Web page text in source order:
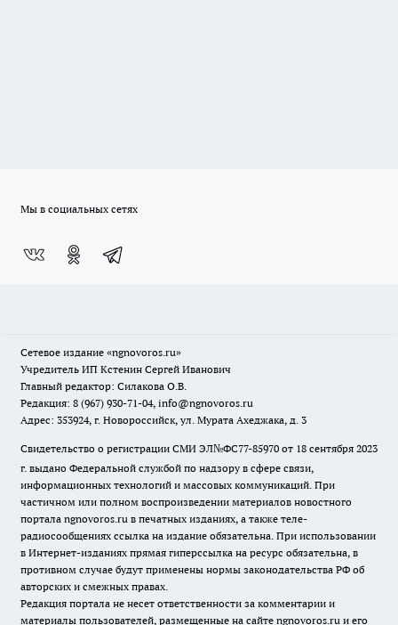
Мы в социальных сетях
Сетевое издание «ngnovoros.ru»
Учредитель ИП Кстенин Сергей Иванович
Главный редактор: Силакова О.В.
Редакция: 8 (967) 930-71-04, info@ngnovoros.ru
Адрес: 353924, г. Новороссийск, ул. Мурата Ахеджака, д. 3
Свидетельство о регистрации СМИ ЭЛ№ФС77-85970 от 18 сентября 2023
г. выдано Федеральной службой по надзору в сфере связи,
информационных технологий и массовых коммуникаций. При
частичном или полном воспроизведении материалов новостного
портала ngnovoros.ru в печатных изданиях, а также теле-
радиосообщениях ссылка на издание обязательна. При использовании
в Интернет-изданиях прямая гиперссылка на ресурс обязательна, в
противном случае будут применены нормы законодательства РФ об
авторских и смежных правах.
Редакция портала не несет ответственности за комментарии и
материалы пользователей, размещенные на сайте ngnovoros.ru и его